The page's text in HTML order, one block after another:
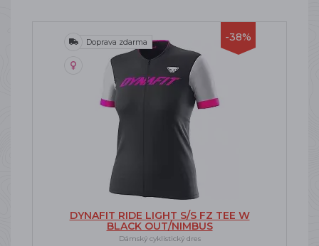
-38%
Doprava zdarma
DYNAFIT RIDE LIGHT S/S FZ TEE W
BLACK OUT/NIMBUS
Dámský cyklistický dres